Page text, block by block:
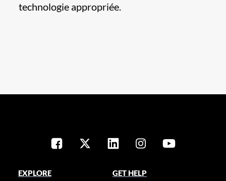
technologie appropriée.
EXPLORE
GET HELP